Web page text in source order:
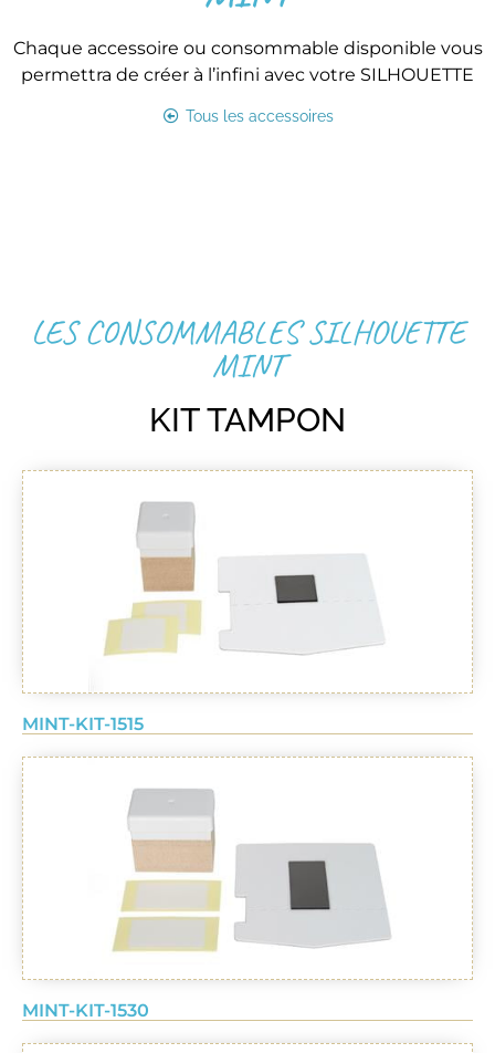
Chaque accessoire ou consommable disponible vous
permettra de créer à l’infini avec votre SILHOUETTE
Tous les accessoires
LES CONSOMMABLES SILHOUETTE
MINT
KIT TAMPON
MINT-KIT-1515
MINT-KIT-1530